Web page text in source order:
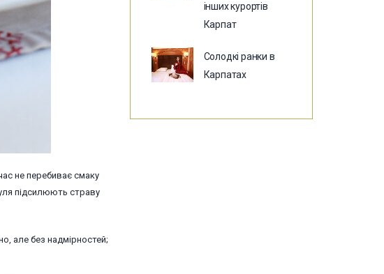
не перебиває смаку
підсилюють страву
але без надмірностей;
інших курортів
Карпат
Солодкі ранки в
Карпатах